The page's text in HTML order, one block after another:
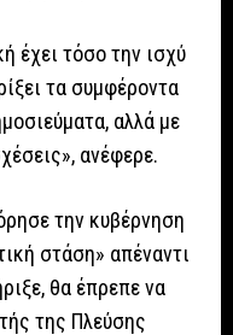
έχει τόσο την ισχύ
τα συμφέροντα
αλλά με
ανέφερε.
την κυβέρνηση
στάση» απέναντι
θα έπρεπε να
της Πλεύσης